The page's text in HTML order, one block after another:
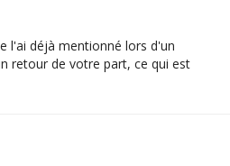
l'ai déjà mentionné lors d'un
retour de votre part, ce qui est